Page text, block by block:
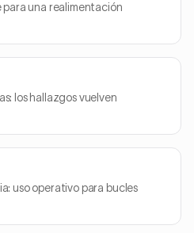
una realimentación
los hallazgos vuelven
uso operativo para bucles